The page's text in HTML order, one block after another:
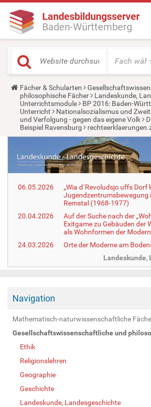
Landesbildungsserver
Baden-Württemberg
Fach
Y
o
u
a
r
e
h
e
:
Fächer & Schularten
philosophische Fächer
Landeskunde,
Unterrichtsmodule
BP 2016: Baden-
Unterricht
Nationalsozialismus und
und Verfolgung - gegen das eigene Volk
Beispiel Ravensburg
06.05.2026
„Wia d´Revoludsjo uffs Dorf
Jugendzentrumsbewegung
Remstal (1968-1977)
20.04.2026
Auf der Suche nach der
Exitgame zu Gebäuden der
als Wohnformen der
24.03.2026
Orte der Moderne am
Landeskunde,
Navigation
Mathematisch-naturwissenschaftliche
Gesellschaftswissenschaftliche und
Ethik
Religionslehren
Geographie
Geschichte
Landeskunde, Landesgeschichte